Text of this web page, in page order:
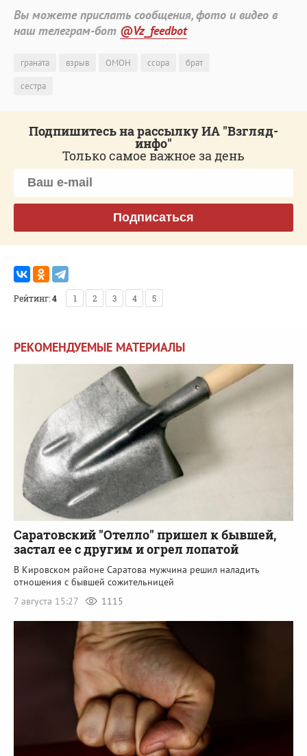
Вы можете прислать сообщения, фото и видео в
наш телеграм-бот @Vz_feedbot
граната взрыв ОМОН ссора
брат
сестра
Подпишитесь на рассылку ИА "Взгляд-
инфо"
Только самое важное за день
Подписаться
Рейтинг:4 1 2 3 4 5
РЕКОМЕНДУЕМЫЕ МАТЕРИАЛЫ
Саратовский "Отелло" пришел к бывшей,
застал ее с другим и огрел лопатой
В Кировском районе Саратова мужчина решил наладить
отношения с бывшей сожительницей
7 августа 15:27
1115